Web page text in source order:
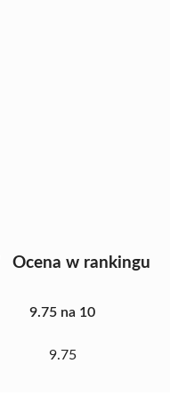
Ocena w rankingu
9.75 na 10
9.75